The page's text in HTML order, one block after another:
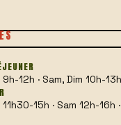
9h-12h · Sam, Dim 10h-13h
11h30-15h · Sam 12h-16h